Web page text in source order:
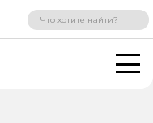
ВХОД РЕГИСТРАЦИЯ